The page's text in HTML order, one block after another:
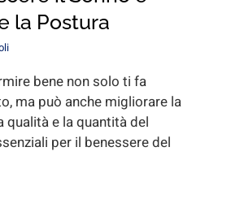
la Postura
bene non solo ti fa
ma può anche migliorare la
qualità e la quantità del
per il benessere del